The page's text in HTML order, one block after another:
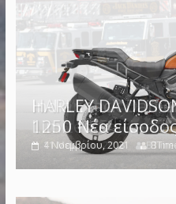
HARLEY
1250 Νέα
4 Νοεμβρίου, 2021
Indian Jack
Limited Edition
11 Μαρτίου, 2018 BTime